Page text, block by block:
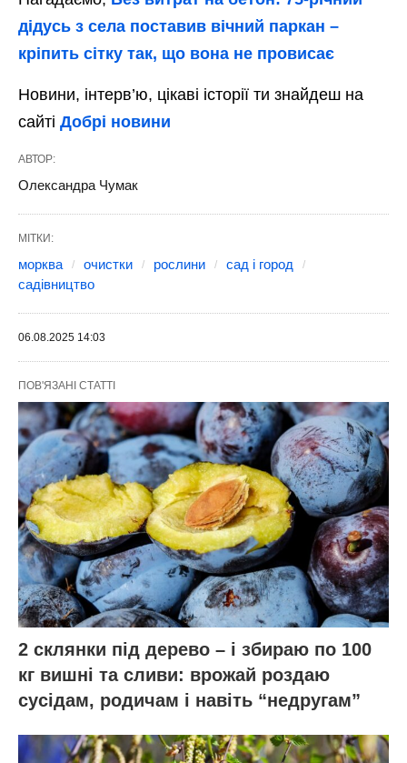
дідусь з села поставив вічний паркан –
кріпить сітку так, що вона не провисає
Новини, інтерв’ю, цікаві історії ти знайдеш на
сайті Добрі новини
АВТОР:
Олександра Чумак
МІТКИ:
морква очистки рослини
сад і город
садівництво
06.08.2025 14:03
ПОВ'ЯЗАНІ СТАТТІ
2 склянки під дерево – і збираю по 100
кг вишні та сливи: врожай роздаю
сусідам, родичам і навіть “недругам”